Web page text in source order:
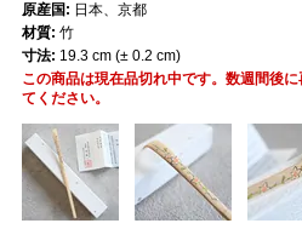
原産国: 日本、京都
材質: 竹
寸法: 19.3 cm (± 0.2 cm)
この商品は現在品切れ中です。数週間後
てください。